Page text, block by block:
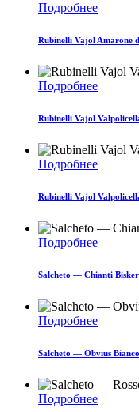
Подробнее
Rubinelli Vajol Amarone
Подробнее
Rubinelli Vajol
Подробнее
Rubinelli Vajol
Подробнее
Salcheto — Chianti
Подробнее
Salcheto — Obvius
Подробнее